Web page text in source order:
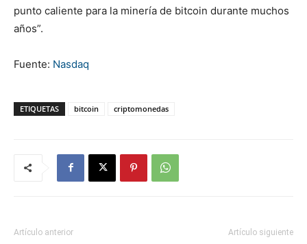
punto caliente para la minería de bitcoin durante muchos
años”.
Fuente: Nasdaq
ETIQUETAS bitcoin criptomonedas
Artículo anterior Artículo siguiente